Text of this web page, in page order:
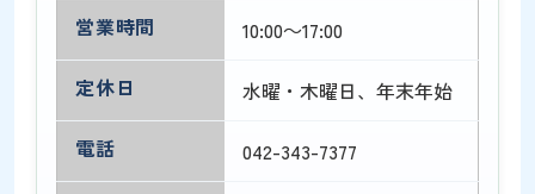
営業時間
10:00～17:00
定休日
水曜・木曜日、年末年始
電話
042-343-7377